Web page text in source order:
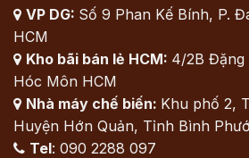
 VP DG: Số 9 Phan Kế Bính, P.
HCM
 Kho bãi bán lẻ HCM: 4/2B Đặng
Hóc Môn HCM
 Nhà máy chế biến: Khu phố 2,
Huyện Hớn Quản, Tỉnh Bình
 Tel: 090 2288 097